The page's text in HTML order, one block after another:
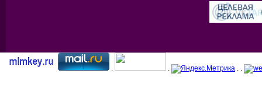
. . . .